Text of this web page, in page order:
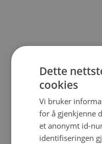
Dette
cookies
Vi bruker
for å gjenkjenne
et anonymt id-
identifiseringen